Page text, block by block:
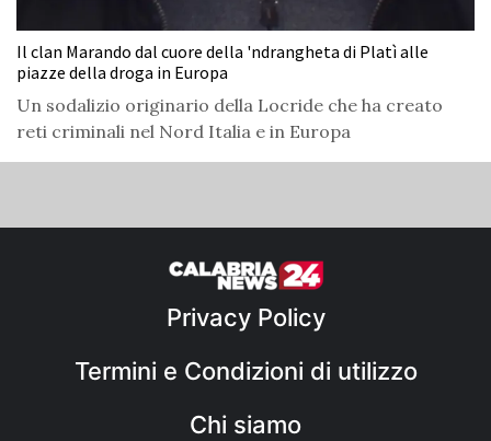
Il clan Marando dal cuore della 'ndrangheta di Platì alle
piazze della droga in Europa
Un sodalizio originario della Locride che ha creato
reti criminali nel Nord Italia e in Europa
Privacy Policy
Termini e Condizioni di utilizzo
Chi siamo